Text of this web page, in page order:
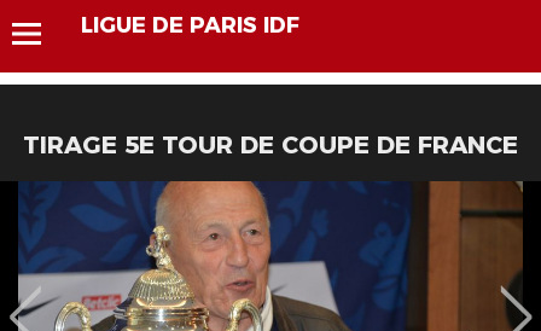
LIGUE DE PARIS IDF
TIRAGE 5E TOUR DE COUPE DE FRANCE